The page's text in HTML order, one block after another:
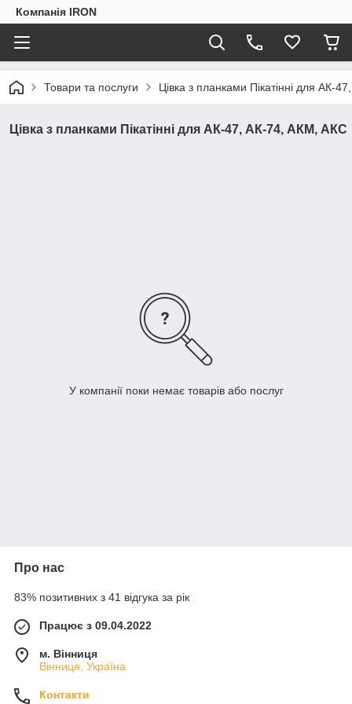
Компанія IRON
Товари та послуги Цівка з планками Пікатінні для АК-
Цівка з планками Пікатінні для АК-47, АК-74, АКМ, АКС
У компанії поки немає товарів або послуг
Про нас
83% позитивних з 41 відгука за рік
Працює з 09.04.2022
м. Вінниця
Вінниця, Україна
Контакти